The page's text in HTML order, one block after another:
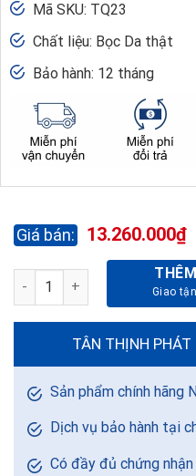
Mã SKU: TQ23
Chất liệu: Bọc Da thật
Bảo hành: 12 tháng
13.260.000₫
GHẾ LÃNH ĐẠO CAO CẤP
TÂN THỊNH PHÁT
Sản phẩm chính hãng
Dịch vụ bảo hành tại
Có đầy đủ chứng